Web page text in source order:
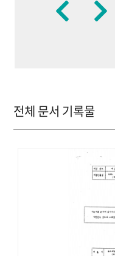
전체 문서 기록물